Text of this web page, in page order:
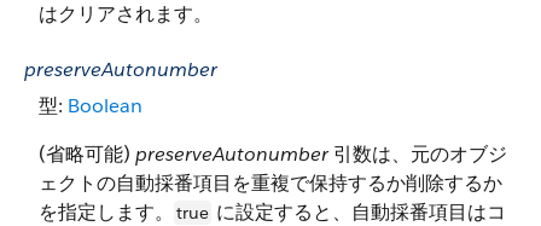
はクリアされます。
preserveAutonumber
型: Boolean
(省略可能) preserveAutonumber引数は、元のオブジ
ェクトの自動採番項目を重複で保持するか削除するか
を指定します。
true に設定すると、自動採番項目はコ